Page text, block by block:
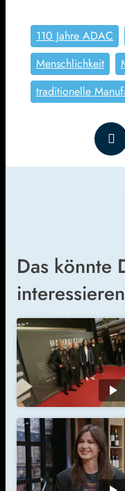
110 Jahre ADAC
Menschlichkeit
traditionelle
Das könnte
interessieren